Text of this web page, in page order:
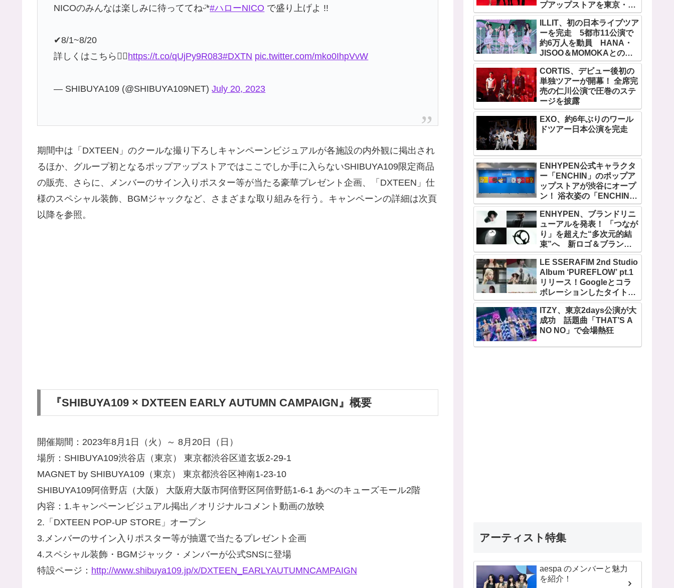
NICOのみんなは楽しみに待っててねᵕ̈*#ハローNICO で盛り上げよ !!
✔︎︎︎︎8/1~8/20
詳しくはこちら👇🏻 https://t.co/qUjPy9R083#DXTN pic.twitter.com/mko0IhpVvW
— SHIBUYA109 (@SHIBUYA109NET)July 20, 2023
期間中は「DXTEEN」のクールな撮り下ろしキャンペーンビジュアルが各施設の内外観に掲出され
るほか、グループ初となるポップアップストアではここでしか手に入らないSHIBUYA109限定商品
の販売、さらに、メンバーのサイン入りポスター等が当たる豪華プレゼント企画、「DXTEEN」仕
様のスペシャル装飾、BGMジャックなど、さまざまな取り組みを行う。キャンペーンの詳細は次頁
以降を参照。
『SHIBUYA109 × DXTEEN EARLY AUTUMN CAMPAIGN』概要
開催期間：2023年8月1日（火）～ 8月20日（日）
場所：SHIBUYA109渋谷店（東京） 東京都渋谷区道玄坂2-29-1
MAGNET by SHIBUYA109（東京） 東京都渋谷区神南1‐23‐10
SHIBUYA109阿倍野店（大阪） 大阪府大阪市阿倍野区阿倍野筋1-6-1 あべのキューズモール2階
内容：1.キャンペーンビジュアル掲出／オリジナルコメント動画の放映
2.「DXTEEN POP-UP STORE」オープン
3.メンバーのサイン入りポスター等が抽選で当たるプレゼント企画
4.スペシャル装飾・BGMジャック・メンバーが公式SNSに登場
特設ページ： http://www.shibuya109.jp/x/DXTEEN_EARLYAUTUMNCAMPAIGN
プアップストアを東京・原
宿で開催 限定グッズも登
場ILLIT、初の日本ライブツア
ーを完走 5都市11公演で
約6万人を動員 HANA・
JISOO＆MOMOKAとのス
ペシャルコラボも実現
CORTIS、デビュー後初の
単独ツアーが開幕！ 全席完
売の仁川公演で圧巻のステ
ージを披露
EXO、約6年ぶりのワール
ドツアー日本公演を完走
ENHYPEN公式キャラクタ
ー「ENCHIN」のポップア
ップストアが渋谷にオープ
ン！ 浴衣姿の「ENCHIN」
が登場
ENHYPEN、ブランドリニ
ューアルを発表！ 「つなが
り」を超えた“多次元的結
束”へ 新ロゴ＆ブランド
フィルム公開
LE SSERAFIM 2nd Studio
Album ‘PUREFLOW’ pt.1
リリース！Googleとコラ
ボレーションしたタイトル
曲「BOOMPALA」MVも公
開
ITZY、東京2days公演が大
成功 話題曲「THAT’S A
NO NO」で会場熱狂
アーティスト特集
aespa のメンバーと魅力
を紹介！